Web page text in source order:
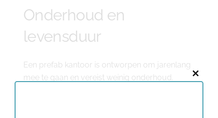
Onderhoud en
levensduur
Een prefab kantoor is ontworpen om jarenlang
mee te gaan en vereist weinig onderhoud.
Close